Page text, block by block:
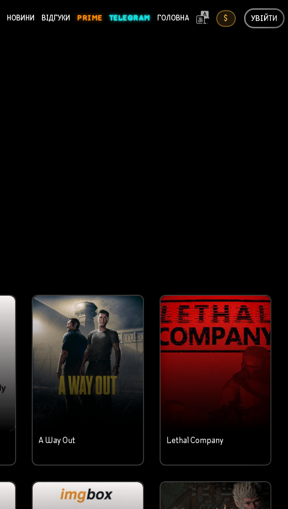
НОВИНИ ВІДГУКИ PRIME TELEGRAM ГОЛОВНА $ УВІЙТИ
A Way Out Lethal Company